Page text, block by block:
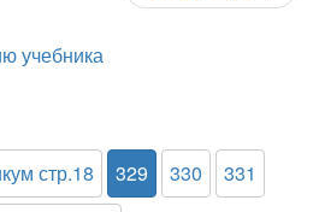
учебника
стр.18 329 330
331